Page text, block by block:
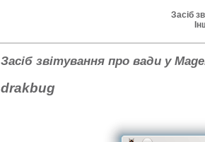
Засіб
Засіб звітування про вади у
drakbug